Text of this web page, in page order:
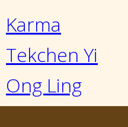
Karma
Tekchen Yi
Ong Ling